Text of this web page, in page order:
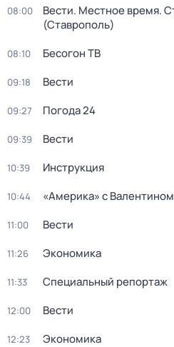
08:00
Вести. Местное время.
(Ставрополь)
08:10 Бесогон ТВ
09:18 Вести
09:27 Погода 24
09:39 Вести
10:39 Инструкция
10:44 «Америка» с
11:00 Вести
11:26 Экономика
11:33 Специальный репортаж
12:00 Вести
12:23 Экономика